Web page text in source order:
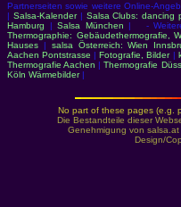
Partnerseiten sowie weitere Online-
| Salsa-Kalender| Salsa Clubs: dancing
Hamburg |Salsa München | -
Thermographie: Gebäudethermografie,
Hauses | salsa Österreich: Wien
Aachen Pontstrasse |Fotografie, Bilder|
Thermografie Aachen |Thermografie
Köln Wärmebilder|
No part of these pages (e.g.
Die Bestandteile dieser
Genehmigung von
Design/